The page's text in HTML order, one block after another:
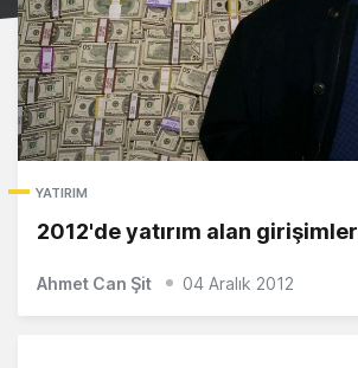
YATIRIM
2012'de yatırım alan girişimler
Ahmet Can Şit 04 Aralık 2012